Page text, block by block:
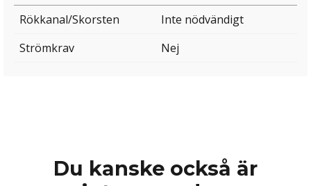
Rökkanal/Skorsten
Inte nödvändigt
Strömkrav
Nej
Du kanske också är